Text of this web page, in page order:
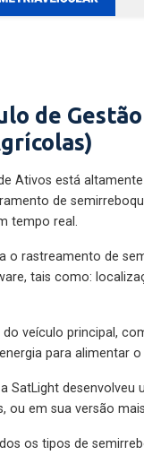
de
Ativos está
de
tempo real.
o rastreamento de
tais como:
veículo principal,
para alimentar
SatLight desenvolveu
ou em sua versão
os tipos de